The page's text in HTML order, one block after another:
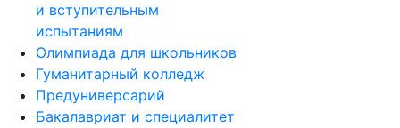
и вступительным
испытаниям
Олимпиада для школьников
Гуманитарный колледж
Предуниверсарий
Бакалавриат и специалитет